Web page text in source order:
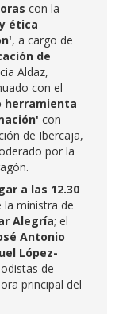
con la
ética
, a cargo de
de
Aldaz,
con el
herramienta
con
de Ibercaja,
por la
a las 12.30
la ministra de
Alegría; el
Antonio
López-
de
principal del